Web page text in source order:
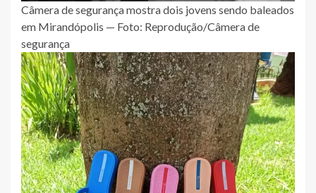
Câmera de segurança mostra dois jovens sendo baleados
em Mirandópolis — Foto: Reprodução/Câmera de
segurança